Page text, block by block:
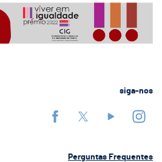
siga-nos
Perguntas Frequentes